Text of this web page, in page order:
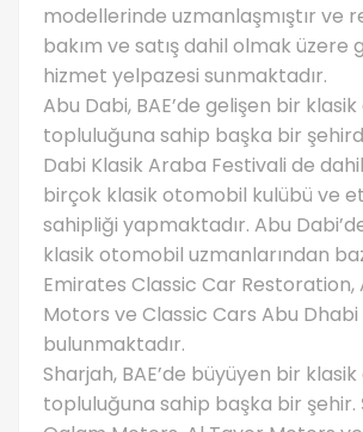
modellerinde uzmanlaşmıştır ve
bakım ve satış dahil olmak üzere
hizmet yelpazesi sunmaktadır.
Abu Dabi, BAE’de gelişen bir
topluluğuna sahip başka bir
Dabi Klasik Araba Festivali de
birçok klasik otomobil kulübü ve
sahipliği yapmaktadır. Abu
klasik otomobil uzmanlarından
Emirates Classic Car Restoration,
Motors ve Classic Cars Abu Dhabi
bulunmaktadır.
Sharjah, BAE’de büyüyen bir
topluluğuna sahip başka bir şehir.